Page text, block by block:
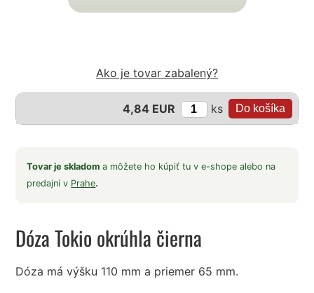
Ako je tovar zabalený?
4,84 EUR ks
Tovar je skladoma môžete ho kúpiť tu v e-shope alebo na
predajni v Prahe.
Dóza Tokio okrúhla čierna
Dóza má výšku 110 mm a priemer 65 mm.